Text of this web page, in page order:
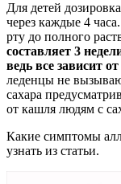
Для детей
через каждые 4
рту до полного
составляет 3
ведь все зависит
леденцы не
сахара
от кашля людям с
Какие симптомы
узнать из статьи.